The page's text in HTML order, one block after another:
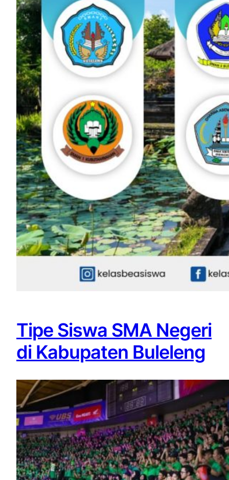
Tipe Siswa SMA Negeri
di Kabupaten Buleleng